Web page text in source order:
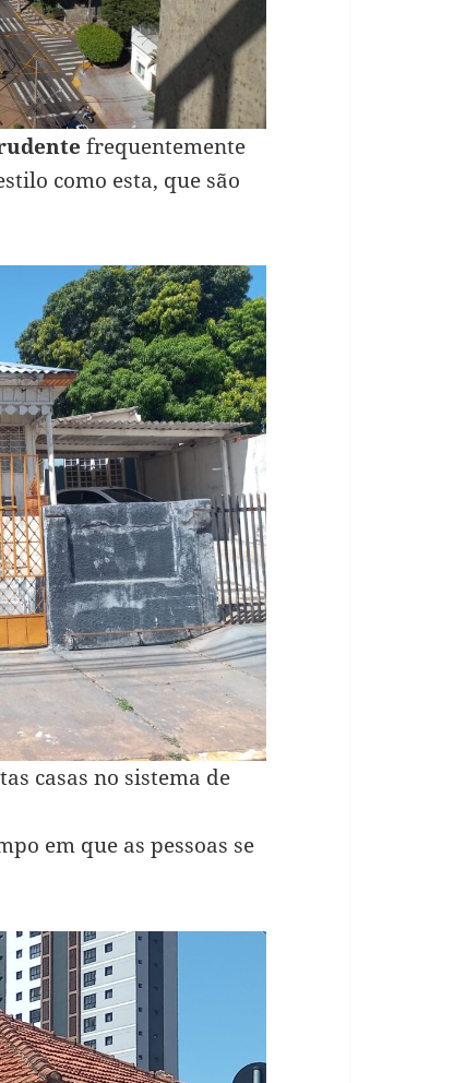
frequentemente
como esta, que são
casas no sistema de
em que as pessoas se